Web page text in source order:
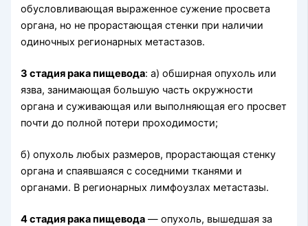
обусловливающая выраженное сужение просвета
органа, но не прорастающая стенки при наличии
одиночных регионарных метастазов.
3 стадия рака пищевода: а) обширная опухоль или
язва, занимающая боль­шую часть окружности
органа и суживающая или выполняющая его просвет
почти до полной потери проходимости;
б) опухоль любых размеров, прорастающая стенку
органа и спаявшаяся с соседними тканями и
органами. В регионарных лимфоузлах метастазы.
4 стадия рака пищевода — опухоль, вышедшая за